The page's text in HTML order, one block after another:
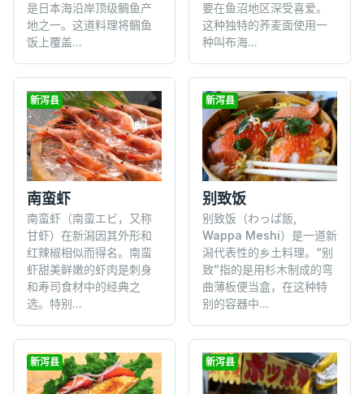
是日本海沿岸顶级鲷鱼产
地之一。这道料理将鲷鱼
饭上覆盖...
要在鱼沼地区深受喜爱。
这种独特的荞麦面使用一
种叫布海...
新泻县
南蛮虾
南蛮虾（南蛮エビ，又称
甘虾）在新潟因其外形和
红辣椒相似而得名。南蛮
虾甜美鲜嫩的虾肉是刺身
和寿司食材中的经典之
选。特别...
新泻县
别致饭
别致饭（わっぱ飯,
Wappa Meshi）是一道新
潟代表性的乡土料理。“别
致”指的是用杉木制成的弯
曲薄板便当盒，在这种特
别的容器中...
新泻县 新泻县